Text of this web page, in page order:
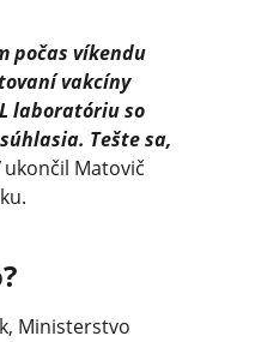
počas víkendu
vakcíny
laboratóriu so
Tešte sa,
ukončil Matovič
Ministerstvo